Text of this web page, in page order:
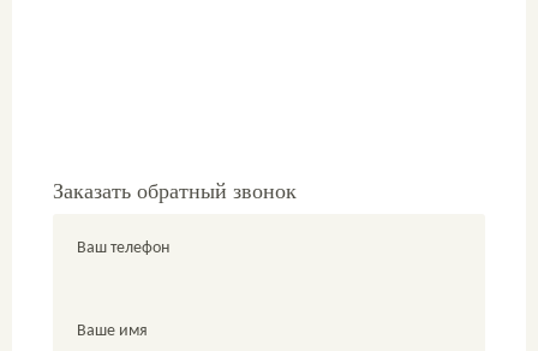
Заказать обратный звонок
Ваш телефон
Ваше имя